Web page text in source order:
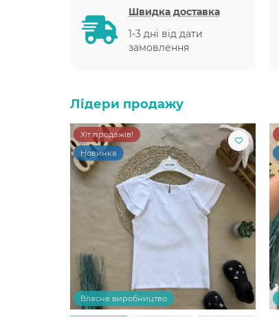
Швидка доставка
1-3 дні від дати
замовлення
Лідери продажу
Хіт продажів!
Новинка
Власне виробництво